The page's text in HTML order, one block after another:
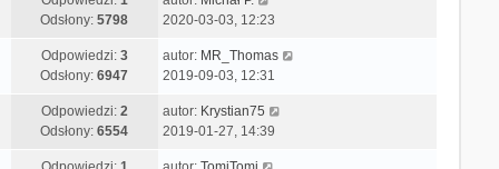
Odsłony:5798
2020-03-03, 12:23
Odpowiedzi: 3
Odsłony:6947
autor: MR_Thomas
2019-09-03, 12:31
Odpowiedzi: 2
Odsłony:6554
autor: Krystian75
2019-01-27, 14:39